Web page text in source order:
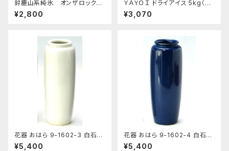
鈴鹿山系純氷 オンザロック
原料 1.5kg 9袋
¥2,800
ＹＡＹＯＩ ドライアイス 5kg（出
荷時6kg弱） おすすめ
¥3,070
花器 おはら 9-1602-3 白石投
入 白 花瓶 フラワーベース
¥5,400
花器 おはら 9-1602-4 白石投
入 ナマコ 花瓶 フラワーベース
¥5,400